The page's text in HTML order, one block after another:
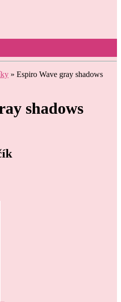
» Espiro Wave gray shadows
shadows